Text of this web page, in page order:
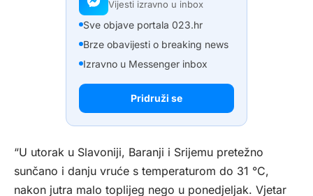
Vijesti izravno u inbox
Sve objave portala 023.hr
Brze obavijesti o breaking news
Izravno u Messenger inbox
Pridruži se
“U utorak u Slavoniji, Baranji i Srijemu pretežno
sunčano i danju vruće s temperaturom do 31 °C,
nakon jutra malo toplijeg nego u ponedjeljak. Vjetar